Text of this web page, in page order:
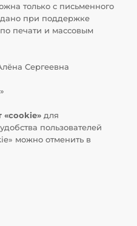
только с письменного
при поддержке
по печати и массовым
Сергеевна
«cookie» для
пользователей
можно отменить в